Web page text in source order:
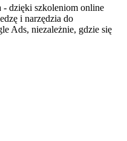
- dzięki szkoleniom online
i narzędzia do
Ads, niezależnie, gdzie się